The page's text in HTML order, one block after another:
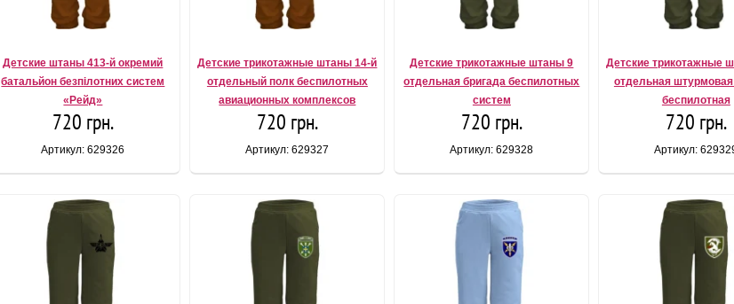
Детские штаны 413-й окремий
батальйон безпілотних систем
«Рейд»
720 грн.
Артикул: 629326
Детские трикотажные штаны 14-й
отдельный полк беспилотных
авиационных комплексов
720 грн.
Артикул: 629327
Детские трикотажные штаны 9
отдельная бригада беспилотных
систем
720 грн.
Артикул: 629328
Детские трикотажные
отдельная штурмовая
беспилотная
720 грн.
Артикул: